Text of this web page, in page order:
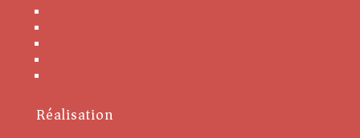
Réalisation